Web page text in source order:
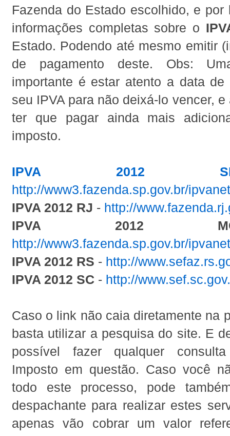
Fazenda do Estado escolhido, e por
informações completas sobre o
Estado. Podendo até mesmo emitir
de pagamento deste. Obs:
importante é estar atento a data de
seu IPVA para não deixá-lo vencer,
ter que pagar ainda mais
imposto.
IPVA 2012
http://www3.fazenda.sp.gov.br/
IPVA 2012 RJ - http://
IPVA 2012
http://www3.fazenda.sp.gov.br/
IPVA 2012 RS - http://
IPVA 2012 SC - http://
Caso o link não caia diretamente na
basta utilizar a pesquisa do site. E
possível fazer qualquer
Imposto em questão. Caso você
todo este processo, pode
despachante para realizar estes
apenas vão cobrar um valor